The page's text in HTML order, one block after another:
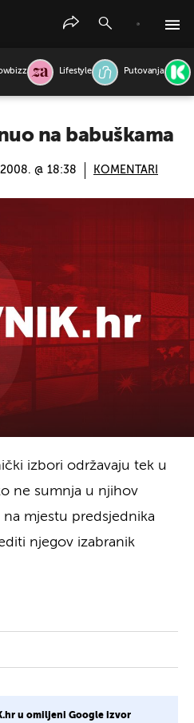
Lifestyle Putovanja
na babuškama
@ 18:38 KOMENTARI
izbori održavaju tek u
ne sumnja u njihov
mjestu predsjednika
njegov izabranik
u omiljeni Google izvor